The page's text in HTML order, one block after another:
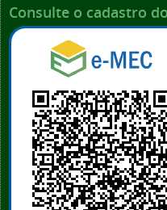
Consulte o cadastro